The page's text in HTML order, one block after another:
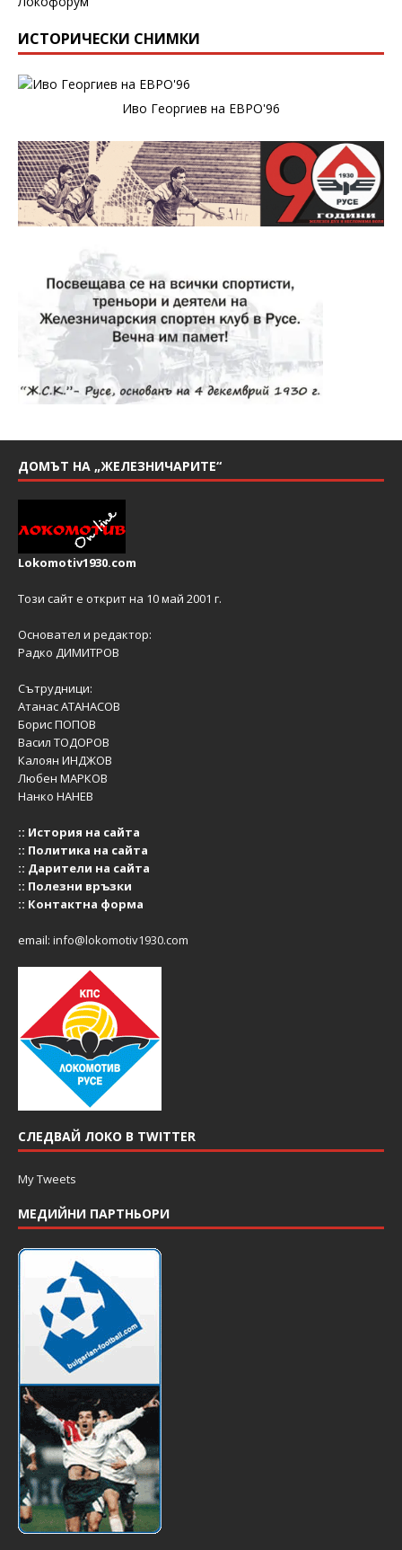
ИСТОРИЧЕСКИ СНИМКИ
Иво Георгиев на ЕВРО'96
ДОМЪТ НА „ЖЕЛЕЗНИЧАРИТЕ“
Lokomotiv1930.com
Този сайт е открит на 10 май 2001 г.
Основател и редактор:
Радко ДИМИТРОВ
Сътрудници:
Атанас АТАНАСОВ
Борис ПОПОВ
Васил ТОДОРОВ
Калоян ИНДЖОВ
Любен МАРКОВ
Нанко НАНЕВ
:: История на сайта
:: Политика на сайта
:: Дарители на сайта
:: Полезни връзки
:: Контактна форма
email: info@lokomotiv1930.com
СЛЕДВАЙ ЛОКО В TWITTER
My Tweets
МЕДИЙНИ ПАРТНЬОРИ